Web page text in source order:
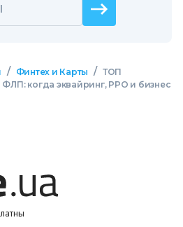
/ Финтех и Карты / ТОП
когда эквайринг, РРО и бизнес